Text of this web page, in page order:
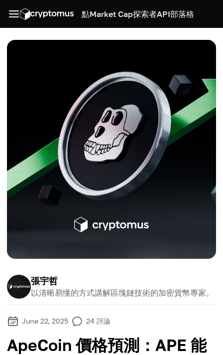
點Market Cap探索者API部落格
張宇哲
以清晰易懂的方式講解區塊鏈技術的加密貨幣專家。
June 22, 2025 24 評論
ApeCoin 價格預測：APE 能